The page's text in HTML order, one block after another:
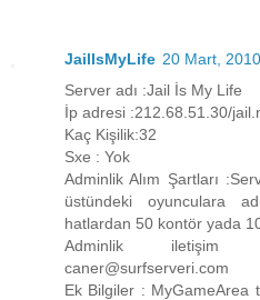
JailIsMyLife 20 Mart, 2010
Server adı :Jail İs My Life
İp adresi :212.68.51.30/
Kaç Kişilik:32
Sxe : Yok
Adminlik Alım Şartları
üstündeki oyunculara
hatlardan 50 kontör yada
Adminlik iletişim
caner@surfserveri.com
Ek Bilgiler : MyGameArea